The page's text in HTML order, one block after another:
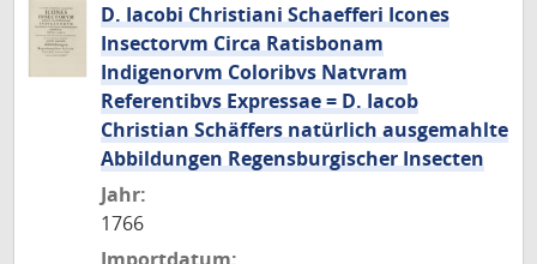
D. Iacobi Christiani Schaefferi Icones
Insectorvm Circa Ratisbonam
Indigenorvm Coloribvs Natvram
Referentibvs Expressae = D. Iacob
Christian Schäffers natürlich ausgemahlte
Abbildungen Regensburgischer Insecten
Jahr:
1766